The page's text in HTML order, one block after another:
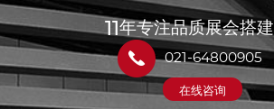
11年专注品质展会搭建
021-64800905
在线咨询